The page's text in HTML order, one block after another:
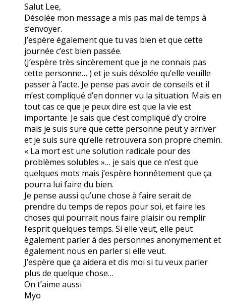
Salut Lee,
Désolée mon message a mis pas mal de temps à
s’envoyer.
J’espère également que tu vas bien et que cette
journée c’est bien passée.
(J’espère très sincèrement que je ne connais pas
cette personne… ) et je suis désolée qu’elle veuille
passer à l’acte. Je pense pas avoir de conseils et il
m’est compliqué d’en donner vu la situation. Mais en
tout cas ce que je peux dire est que la vie est
importante. Je sais que c’est compliqué d’y croire
mais je suis sure que cette personne peut y arriver
et je suis sure qu’elle retrouvera son propre chemin.
« La mort est une solution radicale pour des
problèmes solubles »… je sais que ce n’est que
quelques mots mais j’espère honnêtement que ça
pourra lui faire du bien.
Je pense aussi qu’une chose à faire serait de
prendre du temps de repos pour soi, et faire les
choses qui pourrait nous faire plaisir ou remplir
l’esprit quelques temps. Si elle veut, elle peut
également parler à des personnes anonymement et
également nous en parler si elle veut.
J’espère que ça aidera et dis moi si tu veux parler
plus de quelque chose…
On t’aime aussi
Myo